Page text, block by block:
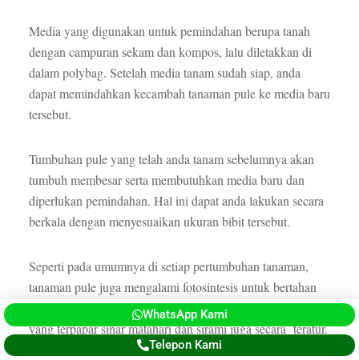
Media yang digunakan untuk pemindahan berupa tanah
dengan campuran sekam dan kompos, lalu diletakkan di
dalam polybag. Setelah media tanam sudah siap, anda
dapat memindahkan kecambah tanaman pule ke media baru
tersebut.
Tumbuhan pule yang telah anda tanam sebelumnya akan
tumbuh membesar serta membutuhkan media baru dan
diperlukan pemindahan. Hal ini dapat anda lakukan secara
berkala dengan menyesuaikan ukuran bibit tersebut.
Seperti pada umumnya di setiap pertumbuhan tanaman,
tanaman pule juga mengalami fotosintesis untuk bertahan
hidup. Jadi kita perlu menempatkan tanaman pule tersebut
yang terpapar sinar matahari dan sirami juga secara teratur.
WhatsApp Kami
Telepon Kami